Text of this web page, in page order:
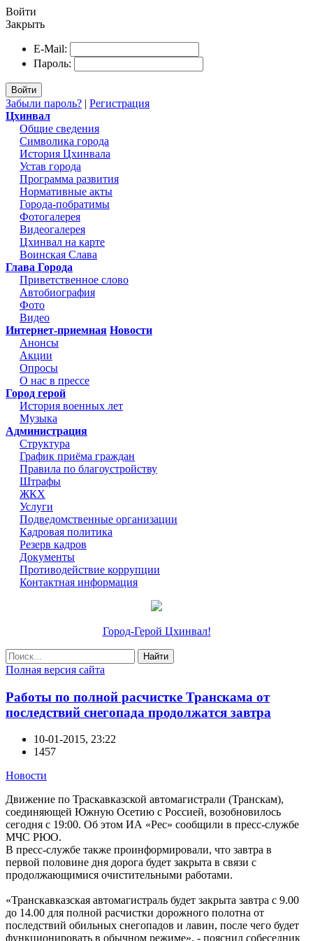
Войти
Закрыть
E-Mail:
Пароль:
Войти
Забыли пароль? | Регистрация
Цхинвал
Общие сведения
Символика города
История Цхинвала
Устав города
Программа развития
Нормативные акты
Города-побратимы
Фотогалерея
Видеогалерея
Цхинвал на карте
Воинская Слава
Глава Города
Приветственное слово
Автобиография
Фото
Видео
Интернет-приемная Новости
Анонсы
Акции
Опросы
О нас в прессе
Город герой
История военных лет
Музыка
Администрация
Структура
График приёма граждан
Правила по благоустройству
Штрафы
ЖКХ
Услуги
Подведомственные организации
Кадровая политика
Резерв кадров
Документы
Противодействие коррупции
Контактная информация
Город-Герой Цхинвал!
Найти
Полная версия сайта
Работы по полной расчистке Транскама от
последствий снегопада продолжатся завтра
10-01-2015, 23:22
1457
Новости
Движение по Траскавказской автомагистрали (Транскам),
соединяющей Южную Осетию с Россией, возобновилось
сегодня с 19:00. Об этом ИА «Рес» сообщили в пресс-службе
МЧС РЮО.
В пресс-службе также проинформировали, что завтра в
первой половине дня дорога будет закрыта в связи с
продолжающимися очистительными работами.
«Транскавказская автомагистраль будет закрыта завтра с 9.00
до 14.00 для полной расчистки дорожного полотна от
последствий обильных снегопадов и лавин, после чего будет
функционировать в обычном режиме», - пояснил собеседник